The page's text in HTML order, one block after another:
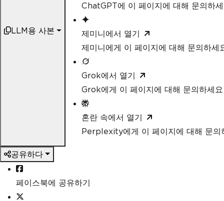
LLM용 사본
ChatGPT에 이 페이지에 대해 문의하
제미니에서 열기
제미니에게 이 페이지에 대해 문의하세
Grok에서 열기
Grok에게 이 페이지에 대해 문의하세요
혼란 속에서 열기
Perplexity에게 이 페이지에 대해 문의
공유하다
페이스북에 공유하기